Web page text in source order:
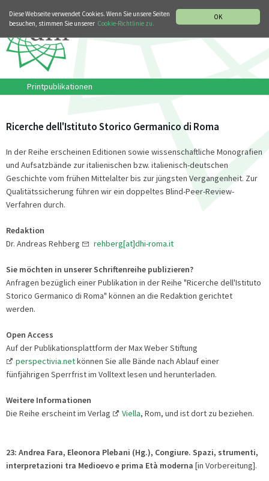
OK
Diese Webseite verwendet Cookies. Wenn Sie unsere Seiten
besuchen, stimmen Sie unserer Cookie-Richtlinie zu.
Printpublikationen
Ricerche dell'Istituto Storico Germanico di Roma
In der Reihe erscheinen Editionen sowie wissenschaftliche Monografien
und Aufsatzbände zur italienischen bzw. italienisch-deutschen
Geschichte vom frühen Mittelalter bis zur jüngsten Vergangenheit. Zur
Qualitätssicherung führen wir ein doppeltes Blind-Peer-Review-
Verfahren durch.
Redaktion
Dr. Andreas Rehberg
rehberg[at]dhi-roma.it
Sie möchten in unserer Schriftenreihe publizieren?
Anfragen bezüglich einer Publikation in der Reihe "Ricerche dell'Istituto
Storico Germanico di Roma" können an die Redaktion gerichtet
werden.
Open Access
Auf der Publikationsplattform der Max Weber Stiftung
perspectivia.netkönnen Sie alle Bände nach Ablauf einer
fünfjährigen Sperrfrist im Volltext lesen und herunterladen.
Weitere Informationen
Die Reihe erscheint im Verlag
Viella, Rom, und ist dort zu beziehen.
23: Andrea Fara, Eleonora Plebani (Hg.), Congiure. Spazi, strumenti,
interpretazioni tra Medioevo e prima Età moderna [in Vorbereitung].